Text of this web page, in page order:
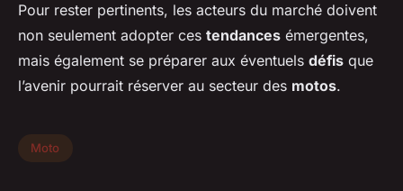
Pour rester pertinents, les acteurs du marché doivent
non seulement adopter ces tendances émergentes,
mais également se préparer aux éventuels défis que
l’avenir pourrait réserver au secteur des motos.
Moto